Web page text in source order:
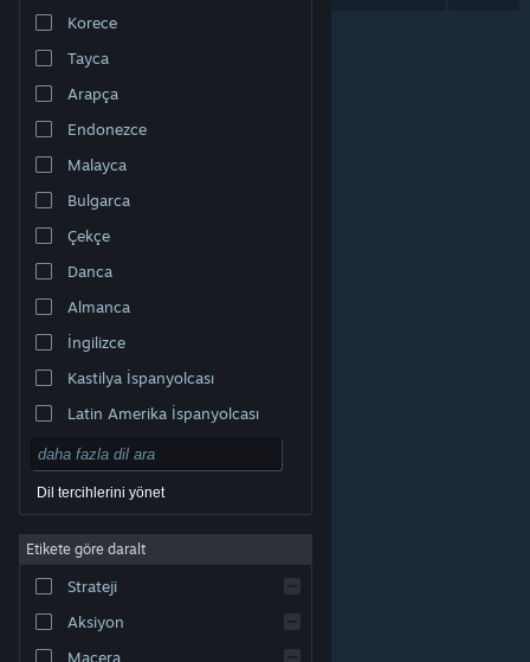
Steam mobil uygulamasını yükle
Masaüstü internet sitesini görüntüle
markalar, ABD ve diğer ülkelerde ilgili sahiplerinin
Erişilebilirlik |
Çerezler
Korece
Tayca
Arapça
Endonezce
Malayca
Bulgarca
Çekçe
Danca
Almanca
İngilizce
Kastilya İspanyolcası
Latin Amerika İspanyolcası
Dil tercihlerini yönet
Etikete göre daralt
Strateji
Aksiyon
Macera